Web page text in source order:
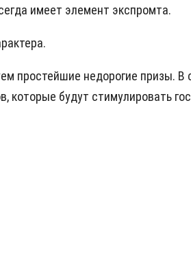
имеет элемент экспромта.
простейшие недорогие призы. В
будут стимулировать